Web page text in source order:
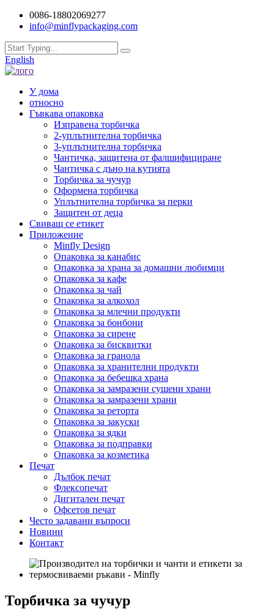
0086-18802069277
info@minflypackaging.com
English
У дома
относно
Гъвкава опаковка
Изправена торбичка
2-уплътнителна торбичка
3-уплътнителна торбичка
Чантичка, защитена от фалшифициране
Чантичка с дъно на кутията
Торбичка за чучур
Оформена торбичка
Уплътнителна торбичка за перки
Защитен от деца
Свиващ се етикет
Приложение
Minfly Design
Опаковка за канабис
Опаковка за храна за домашни любимци
Опаковка за кафе
Опаковка за чай
Опаковка за алкохол
Опаковка за млечни продукти
Опаковка за бонбони
Опаковка за сирене
Опаковка за бисквитки
Опаковка за гранола
Опаковка за хранителни продукти
Опаковка за бебешка храна
Опаковка за замразени сушени храни
Опаковка за замразени храни
Опаковка за реторта
Опаковка за закуски
Опаковка за ядки
Опаковка за подправки
Опаковка за козметика
Печат
Дълбок печат
Флексопечат
Дигитален печат
Офсетов печат
Често задавани въпроси
Новини
Контакт
Торбичка за чучур